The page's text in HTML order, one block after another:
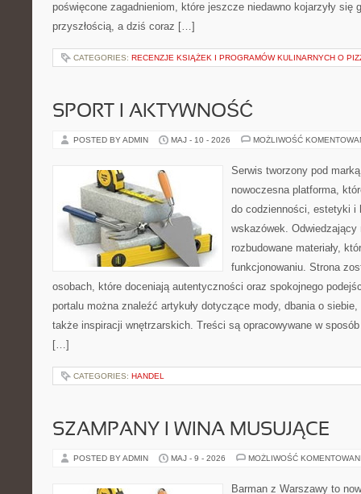
poświęcone zagadnieniom, które jeszcze niedawno kojarzyły się
przyszłością, a dziś coraz […]
CATEGORIES: RECENZJE KSIĄŻEK I PROGRAMÓW KULINARNYCH O
SPORT I AKTYWNOŚĆ
POSTED BY ADMIN MAJ - 10 - 2026 MOŻLIWOŚĆ
Serwis tworzony pod
nowoczesna platforma,
do codzienności, estetyki i
wskazówek.
rozbudowane materiały,
funkcjonowaniu. Strona
osobach, które doceniają autentyczności oraz spokojnego
portalu można znaleźć artykuły dotyczące mody, dbania o
także inspiracji wnętrzarskich. Treści są opracowywane w
[…]
CATEGORIES: HANDEL
SZAMPANY I WINA MUSUJĄCE
POSTED BY ADMIN MAJ - 9 - 2026 MOŻLIWOŚĆ
Barman z Warszawy to